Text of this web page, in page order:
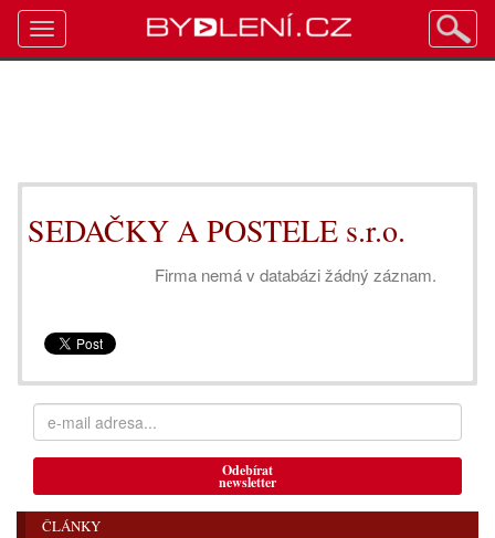
SEDAČKY A POSTELE s.r.o.
Firma nemá v databázi žádný záznam.
Odebírat
newsletter
ČLÁNKY
Toggle
navigation